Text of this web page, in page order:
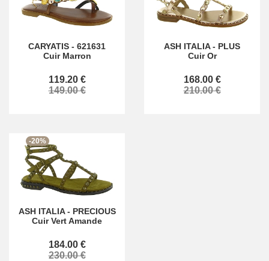
CARYATIS - 621631
Cuir Marron
119.20 €
149.00 €
ASH ITALIA- PLUS
Cuir Or
168.00 €
210.00 €
-20%
ASH ITALIA- PRECIOUS
Cuir Vert Amande
184.00 €
230.00 €